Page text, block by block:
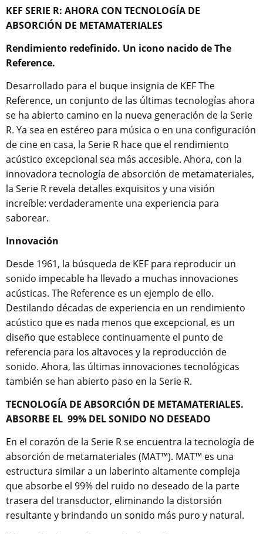
KEF SERIE R: AHORA CON TECNOLOGÍA DE
ABSORCIÓN DE METAMATERIALES
Rendimiento redefinido. Un icono nacido de The
Reference.
Desarrollado para el buque insignia de KEF The
Reference, un conjunto de las últimas tecnologías ahora
se ha abierto camino en la nueva generación de la Serie
R. Ya sea en estéreo para música o en una configuración
de cine en casa, la Serie R hace que el rendimiento
acústico excepcional sea más accesible. Ahora, con la
innovadora tecnología de absorción de metamateriales,
la Serie R revela detalles exquisitos y una visión
increíble: verdaderamente una experiencia para
saborear.
Innovación
Desde 1961, la búsqueda de KEF para reproducir un
sonido impecable ha llevado a muchas innovaciones
acústicas. The Reference es un ejemplo de ello.
Destilando décadas de experiencia en un rendimiento
acústico que es nada menos que excepcional, es un
diseño que establece continuamente el punto de
referencia para los altavoces y la reproducción de
sonido. Ahora, las últimas innovaciones tecnológicas
también se han abierto paso en la Serie R.
TECNOLOGÍA DE ABSORCIÓN DE METAMATERIALES.
ABSORBE EL 99% DEL SONIDO NO DESEADO
En el corazón de la Serie R se encuentra la tecnología de
absorción de metamateriales (MAT™). MAT™ es una
estructura similar a un laberinto altamente compleja
que absorbe el 99% del ruido no deseado de la parte
trasera del transductor, eliminando la distorsión
resultante y brindando un sonido más puro y natural.